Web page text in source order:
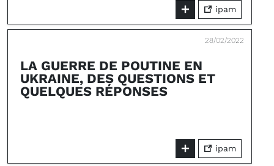
ipam
28/02/2022
LA GUERRE DE POUTINE EN
UKRAINE, DES QUESTIONS ET
QUELQUES RÉPONSES
ipam